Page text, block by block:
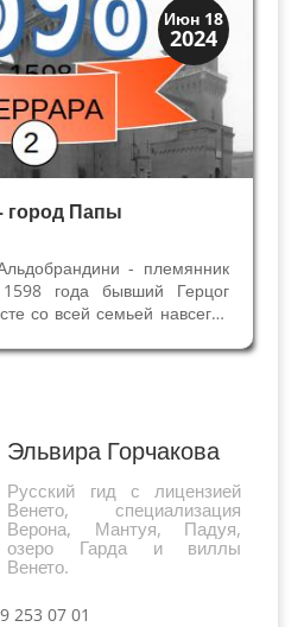
Июн 18
2024
город Папы
- племянник
года бывший Герцог
со всей семьей навсегда
в Ферраре. Папа Климент
Эльвира Горчакова
Русский гид с лицензией
Венето, специализация
Верона, Мантуя, Падуя,
озеро Гарда и виллы
Венето.
253 07 01